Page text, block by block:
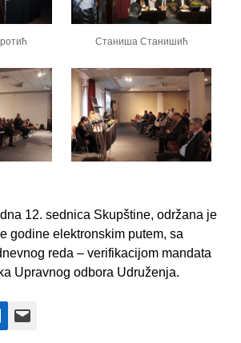
Станиша Станишић
12. sednica Skupštine, održana je
godine elektronskim putem, sa
reda – verifikacijom mandata
Upravnog odbora Udruženja.
Mail